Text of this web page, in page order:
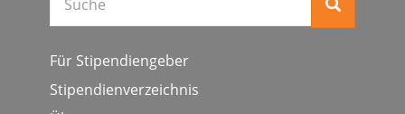
Suche
Für Stipendiengeber
Stipendienverzeichnis